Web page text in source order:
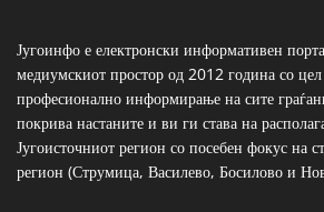
Југоинфо е електронски информативен
медиумскиот простор од 2012 година со
професионално информирање на сите
покрива настаните и ви ги става на
Југоисточниот регион со посебен фокус на
регион (Струмица, Василево, Босилово и